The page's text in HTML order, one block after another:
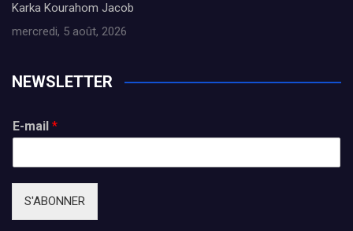
Karka Kourahom Jacob
mercredi, 5 août, 2026
NEWSLETTER
E-mail *
S'ABONNER